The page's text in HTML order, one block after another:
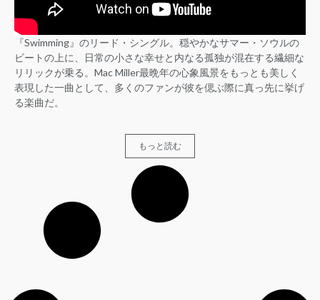
『Swimming』のリード・シングル。穏やかなサマー・ソウルの
ビートの上に、日常の小さな幸せと内なる孤独が混在する繊細な
リリックが乗る。Mac Miller最晩年の心象風景をもっとも美しく
表現した一曲として、多くのファンが彼を偲ぶ際に真っ先に挙げ
る楽曲だ。
もっと読む